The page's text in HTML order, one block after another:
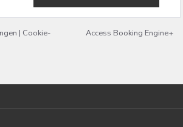
| Cookie-
Access Booking Engine+